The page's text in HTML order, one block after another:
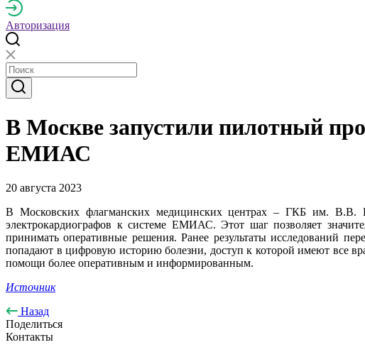
Авторизация
В Москве запустили пилотный
ЕМИАС
20 августа 2023
В Московских флагманских медицинских центрах – ГКБ им.
электрокардиографов к системе ЕМИАС. Этот шаг позволяет
принимать оперативные решения. Ранее результаты исследований
попадают в цифровую историю болезни, доступ к которой имеют все
помощи более оперативным и информированным.
Источник
Назад
Поделиться
Контакты